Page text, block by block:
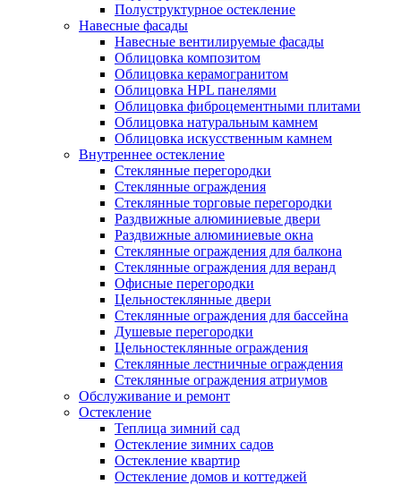
Полуструктурное остекление
Навесные фасады
Навесные вентилируемые фасады
Облицовка композитом
Облицовка керамогранитом
Облицовка HPL панелями
Облицовка фиброцементными плитами
Облицовка натуральным камнем
Облицовка искусственным камнем
Внутреннее остекление
Стеклянные перегородки
Стеклянные ограждения
Стеклянные торговые перегородки
Раздвижные алюминиевые двери
Раздвижные алюминиевые окна
Стеклянные ограждения для балкона
Стеклянные ограждения для веранд
Офисные перегородки
Цельностеклянные двери
Стеклянные ограждения для бассейна
Душевые перегородки
Цельностеклянные ограждения
Стеклянные лестничные ограждения
Стеклянные ограждения атриумов
Обслуживание и ремонт
Остекление
Теплица зимний сад
Остекление зимних садов
Остекление квартир
Остекление домов и коттеджей